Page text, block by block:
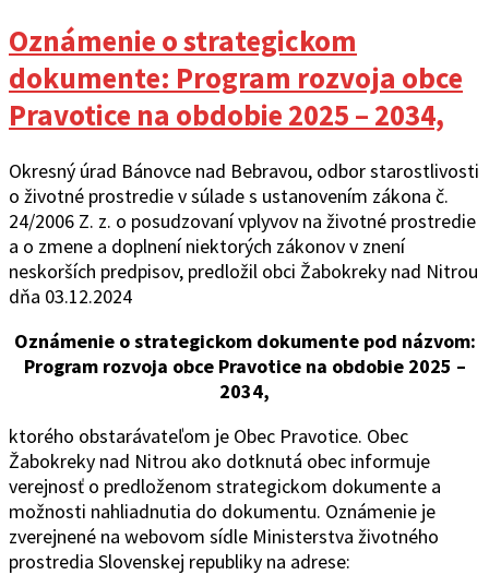
Oznámenie o strategickom
dokumente: Program rozvoja obce
Pravotice na obdobie 2025 – 2034,
Okresný úrad Bánovce nad Bebravou, odbor starostlivosti
o životné prostredie v súlade s ustanovením zákona č.
24/2006 Z. z. o posudzovaní vplyvov na životné prostredie
a o zmene a doplnení niektorých zákonov v znení
neskorších predpisov, predložil obci Žabokreky nad Nitrou
dňa 03.12.2024
Oznámenie o strategickom dokumente pod názvom:
Program rozvoja obce Pravotice na obdobie 2025 –
2034,
ktorého obstarávateľom je Obec Pravotice. Obec
Žabokreky nad Nitrou ako dotknutá obec informuje
verejnosť o predloženom strategickom dokumente a
možnosti nahliadnutia do dokumentu. Oznámenie je
zverejnené na webovom sídle Ministerstva životného
prostredia Slovenskej republiky na adrese: